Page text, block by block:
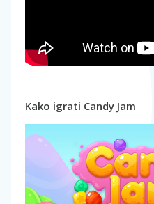
Kako igrati Candy Jam